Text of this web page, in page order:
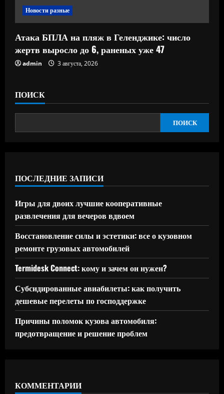
Новости разные
Атака БПЛА на пляж в Геленджике: число
жертв выросло до 6, раненых уже 47
admin 3 августа, 2026
ПОИСК
ПОИСК
ПОСЛЕДНИЕ ЗАПИСИ
Игры для двоих лучшие кооперативные
развлечения для вечеров вдвоем
Восстановление силы и эстетики: все о кузовном
ремонте грузовых автомобилей
Termidesk Connect: кому и зачем он нужен?
Субсидированные авиабилеты: как получить
дешевые перелеты по господдержке
Причины поломок кузова автомобиля:
предотвращение и решение проблем
КОММЕНТАРИИ